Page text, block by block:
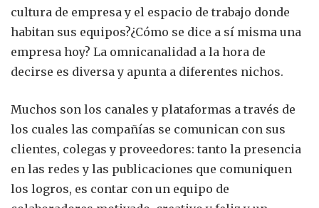
cultura de empresa y el espacio de trabajo donde
habitan sus equipos?¿Cómo se dice a sí misma una
empresa hoy? La omnicanalidad a la hora de
decirse es diversa y apunta a diferentes nichos.
Muchos son los canales y plataformas a través de
los cuales las compañías se comunican con sus
clientes, colegas y proveedores: tanto la presencia
en las redes y las publicaciones que comuniquen
los logros, es contar con un equipo de